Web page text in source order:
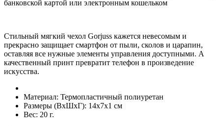
банковской картой или электронным кошельком
Стильный мягкий чехол Gorjuss кажется невесомым и
прекрасно защищает смартфон от пыли, сколов и царапин,
оставляя все нужные элементы управления доступными. А
качественный принт превратит телефон в произведение
искусства.
Материал: Термопластичный полиуретан
Размеры (ВxШxГ): 14x7x1 см
Вес: 20 г.